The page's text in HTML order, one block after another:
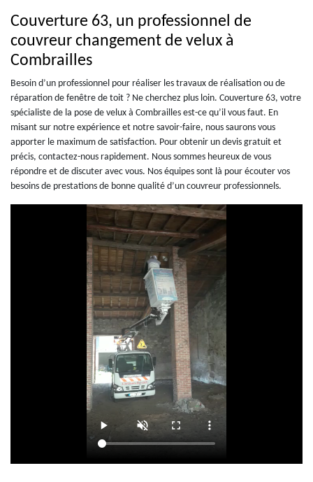
Couverture 63, un professionnel de
couvreur changement de velux à
Combrailles
Besoin d’un professionnel pour réaliser les travaux de réalisation ou de
réparation de fenêtre de toit ? Ne cherchez plus loin. Couverture 63, votre
spécialiste de la pose de velux à Combrailles est-ce qu’il vous faut. En
misant sur notre expérience et notre savoir-faire, nous saurons vous
apporter le maximum de satisfaction. Pour obtenir un devis gratuit et
précis, contactez-nous rapidement. Nous sommes heureux de vous
répondre et de discuter avec vous. Nos équipes sont là pour écouter vos
besoins de prestations de bonne qualité d’un couvreur professionnels.